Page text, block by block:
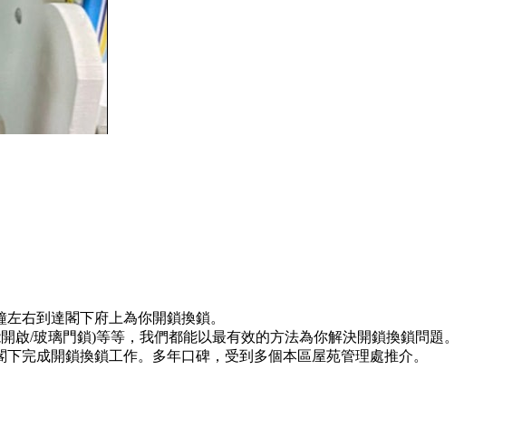
右到達閣下府上為你開鎖換鎖。
啟/玻璃門鎖)等等，我們都能以最有效的方法為你解決開鎖換鎖問題。
完成開鎖換鎖工作。多年口碑，受到多個本區屋苑管理處推介。